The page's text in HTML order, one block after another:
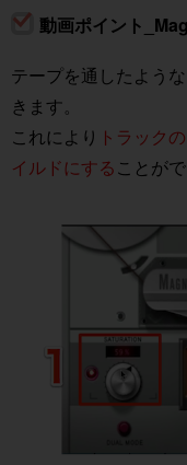
動画ポイント
テープを通したよう
きます。
これにより トラック
イルドにすることがで